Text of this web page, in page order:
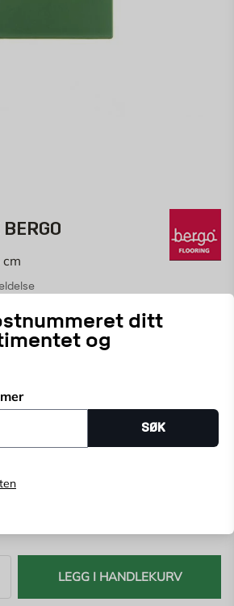
ditt
og
SØK
farge på Bergo-gulvet? Bestill
fargene du er interessert i, slik at
LEGG I HANDLEKURV